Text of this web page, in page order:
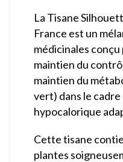
La Tisane
France est un
médicinales
maintien du
maintien du
vert) dans le
hypocalorique
Cette tisane
plantes